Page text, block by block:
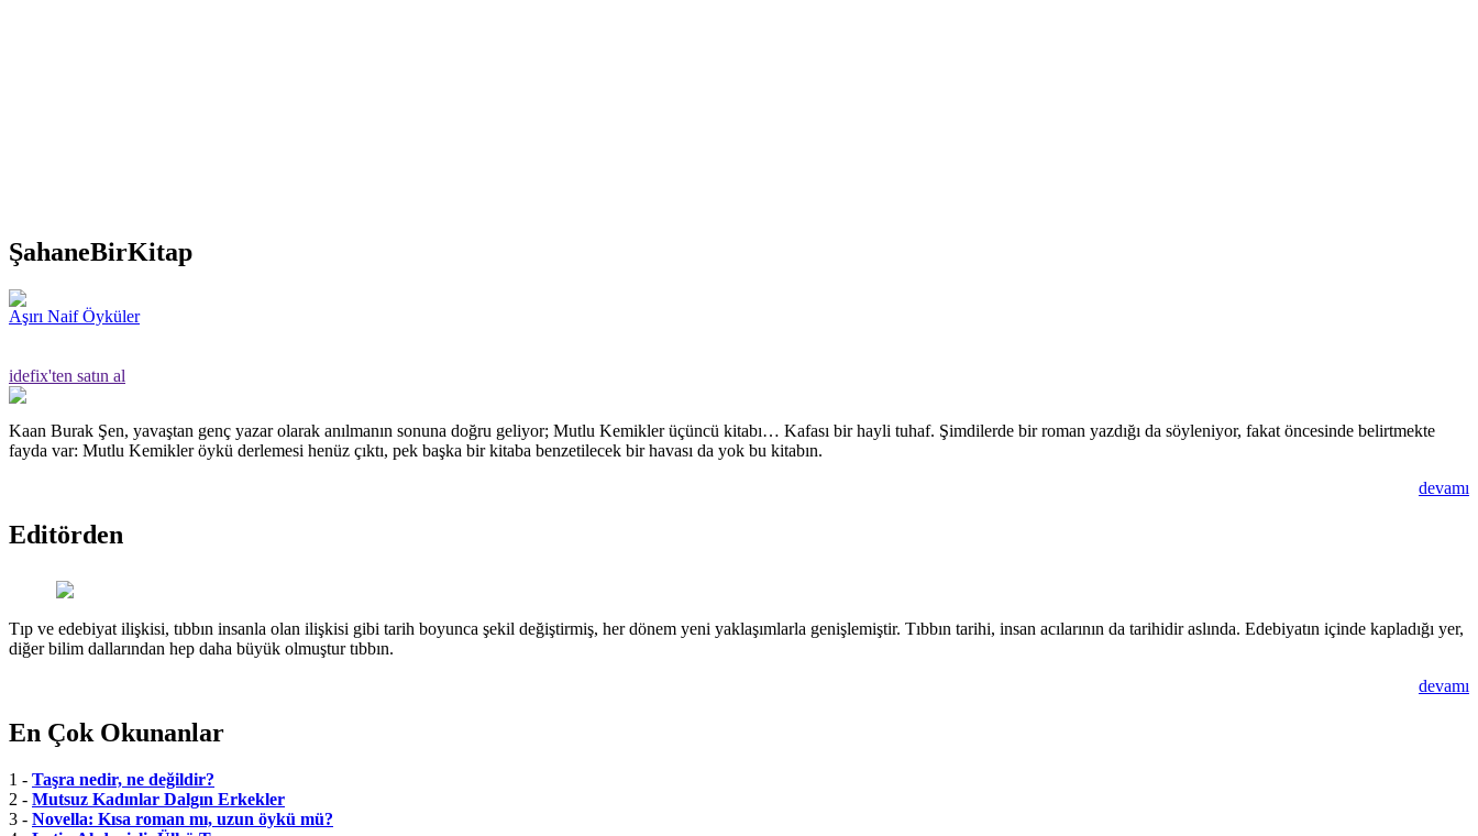
ŞahaneBirKitap
Aşırı Naif Öyküler
idefix'ten satın al
Kaan Burak Şen, yavaştan genç yazar olarak anılmanın sonuna doğru geliyor; Mutlu Kemikler üçüncü kitabı… Kafası bir hayli tuhaf. Şimdilerde bir roman yazdığı da söyleniyor, fakat öncesinde belirtmekte
fayda var: Mutlu Kemikler öykü derlemesi henüz çıktı, pek başka bir kitaba benzetilecek bir havası da yok bu kitabın.
devamı
Editörden
Tıp ve edebiyat ilişkisi, tıbbın insanla olan ilişkisi gibi tarih boyunca şekil değiştirmiş, her dönem yeni yaklaşımlarla genişlemiştir. Tıbbın tarihi, insan acılarının da tarihidir aslında. Edebiyatın içinde kapladığı yer,
diğer bilim dallarından hep daha büyük olmuştur tıbbın.
devamı
En Çok Okunanlar
1 - Taşra nedir, ne değildir?
2 - Mutsuz Kadınlar Dalgın Erkekler
3 - Novella: Kısa roman mı, uzun öykü mü?